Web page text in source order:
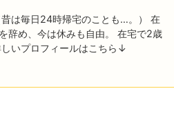
は毎日24時帰宅のことも…。） 在
辞め、今は休みも自由。 在宅で2歳
いプロフィールはこちら↓